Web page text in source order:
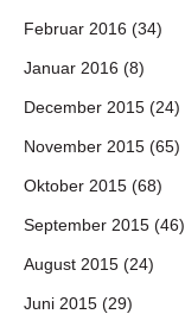
Februar 2016 (34)
Januar 2016 (8)
December 2015 (24)
November 2015 (65)
Oktober 2015 (68)
September 2015 (46)
August 2015 (24)
Juni 2015 (29)